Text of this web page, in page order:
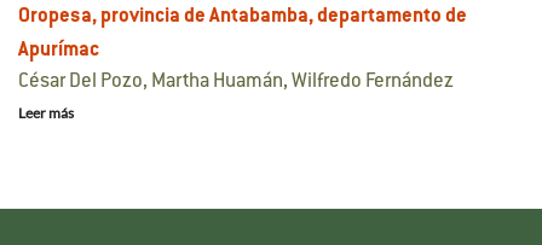
Oropesa, provincia de Antabamba, departamento de
Apurímac
César Del Pozo, Martha Huamán, Wilfredo Fernández
Leer más